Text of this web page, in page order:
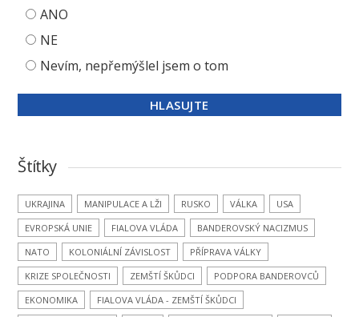
ANO
NE
Nevím, nepřemýšlel jsem o tom
Štítky
UKRAJINA MANIPULACE A LŽI RUSKO VÁLKA
USA
EVROPSKÁ UNIE
FIALOVA VLÁDA
BANDEROVSKÝ NACIZMUS
NATO
KOLONIÁLNÍ ZÁVISLOST
PŘÍPRAVA VÁLKY
KRIZE SPOLEČNOSTI
ZEMŠTÍ ŠKŮDCI
PODPORA BANDEROVCŮ
EKONOMIKA
FIALOVA VLÁDA - ZEMŠTÍ ŠKŮDCI